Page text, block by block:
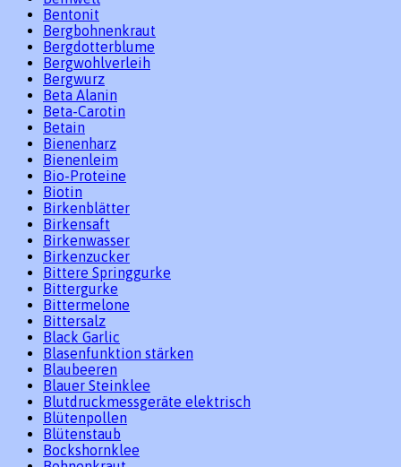
Bentonit
Bergbohnenkraut
Bergdotterblume
Bergwohlverleih
Bergwurz
Beta Alanin
Beta-Carotin
Betain
Bienenharz
Bienenleim
Bio-Proteine
Biotin
Birkenblätter
Birkensaft
Birkenwasser
Birkenzucker
Bittere Springgurke
Bittergurke
Bittermelone
Bittersalz
Black Garlic
Blasenfunktion stärken
Blaubeeren
Blauer Steinklee
Blutdruckmessgeräte elektrisch
Blütenpollen
Blütenstaub
Bockshornklee